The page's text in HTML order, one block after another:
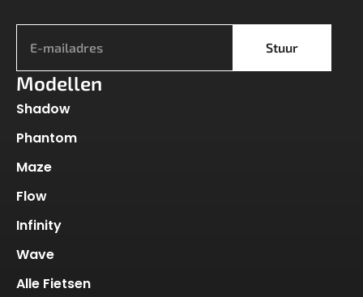
Stuur
Modellen
Shadow
Phantom
Maze
Flow
Infinity
Wave
Alle Fietsen